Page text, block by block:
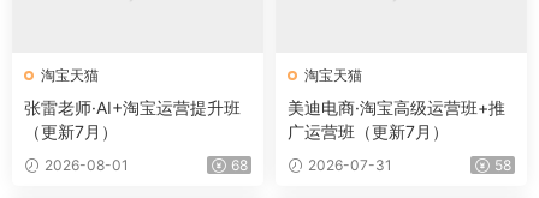
淘宝天猫
张雷老师·AI+淘宝运营提升班
（更新7月）
2026-08-01 68
淘宝天猫
美迪电商·淘宝高级运营班+推
广运营班（更新7月）
2026-07-31 58